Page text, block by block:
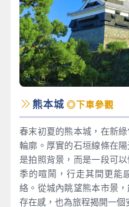
熊本城 ◎下車參觀
春末初夏的熊本城，在新
輪廓。厚實的石垣線條在
是拍照背景，而是一段可
季的喧鬧，行走其間更能
絡。從城內眺望熊本市景
存在感，也為旅程揭開一個